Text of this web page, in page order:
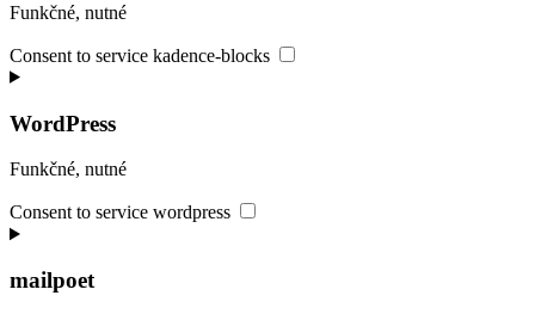
Funkčné, nutné
Consent to service kadence-blocks
WordPress
Funkčné, nutné
Consent to service wordpress
mailpoet